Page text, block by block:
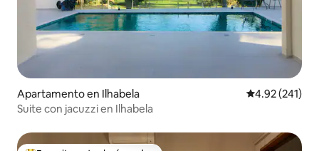
Apartamento en Ilhabela Calificación
4.92 (241)
Suite con jacuzzi en Ilhabela